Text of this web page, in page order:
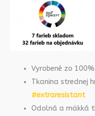
Vyrobené zo
Tkanina strednej
#extraresistant
Odolná a mäkká